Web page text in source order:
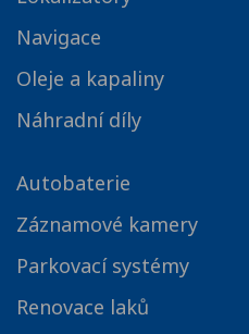
Navigace
Oleje a kapaliny
Náhradní díly
Autobaterie
Záznamové kamery
Parkovací systémy
Renovace laků